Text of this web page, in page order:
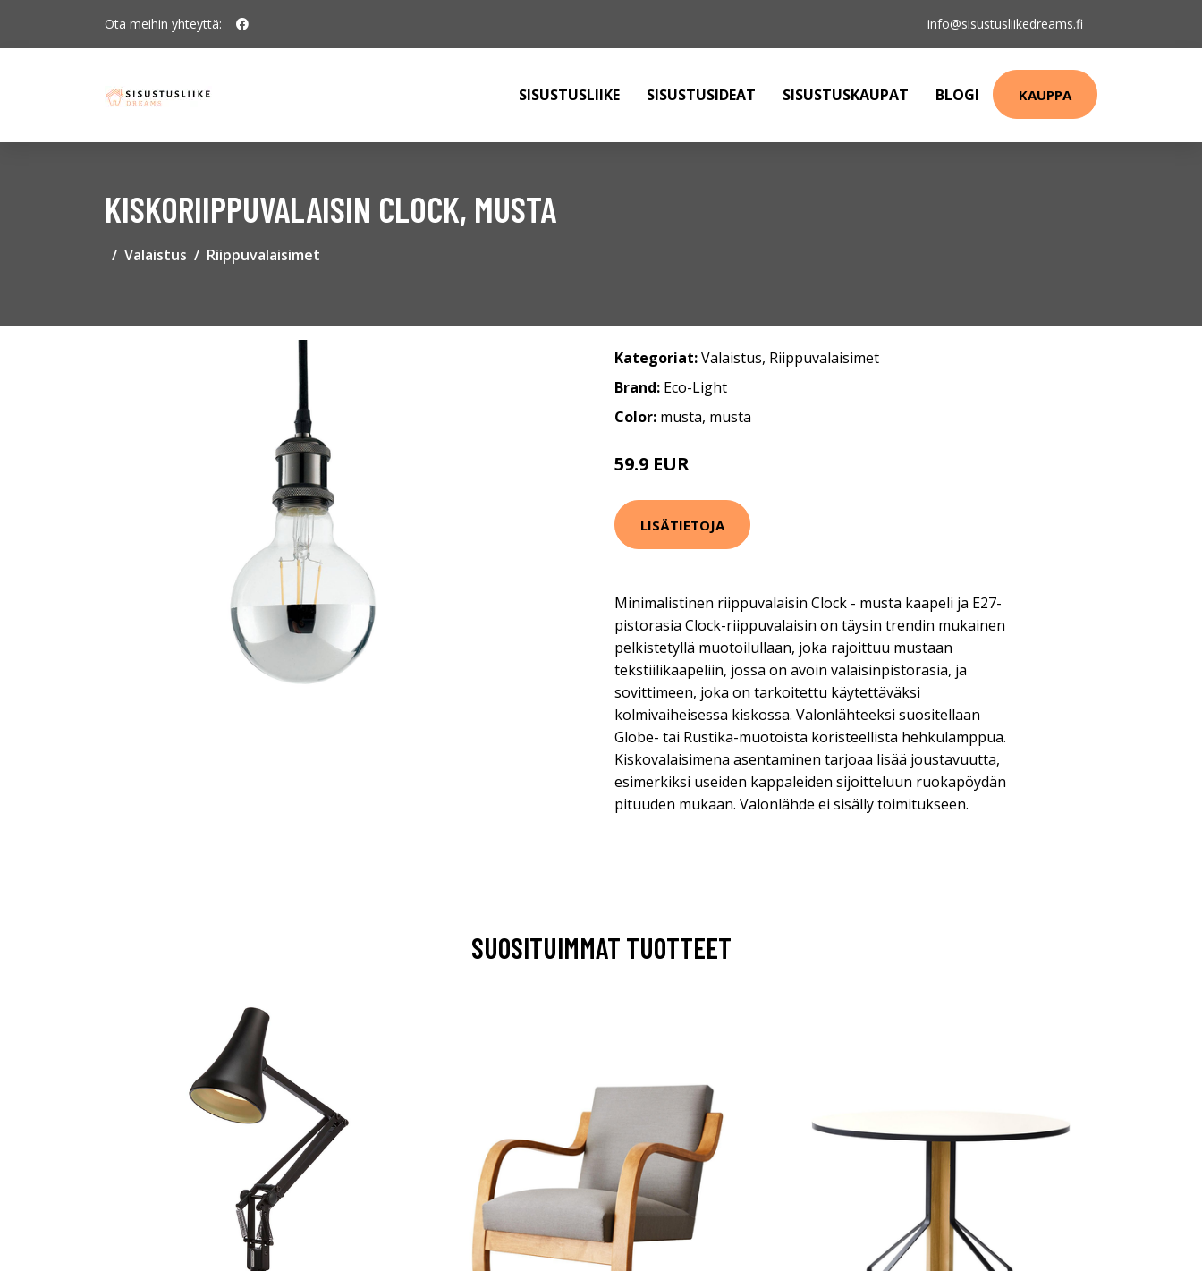
Ota meihin yhteyttä: info@sisustusliikedreams.fi
SISUSTUSLIIKE SISUSTUSIDEAT SISUSTUSKAUPAT BLOGI KAUPPA
KISKORIIPPUVALAISIN CLOCK, MUSTA
Valaistus Riippuvalaisimet
Kategoriat:Valaistus, Riippuvalaisimet
Brand: Eco-Light
Color: musta, musta
59.9 EUR
LISÄTIETOJA
Minimalistinen riippuvalaisin Clock - musta kaapeli ja E27-
pistorasia Clock-riippuvalaisin on täysin trendin mukainen
pelkistetyllä muotoilullaan, joka rajoittuu mustaan
tekstiilikaapeliin, jossa on avoin valaisinpistorasia, ja
sovittimeen, joka on tarkoitettu käytettäväksi
kolmivaiheisessa kiskossa. Valonlähteeksi suositellaan
Globe- tai Rustika-muotoista koristeellista hehkulamppua.
Kiskovalaisimena asentaminen tarjoaa lisää joustavuutta,
esimerkiksi useiden kappaleiden sijoitteluun ruokapöydän
pituuden mukaan. Valonlähde ei sisälly toimitukseen.
SUOSITUIMMAT TUOTTEET